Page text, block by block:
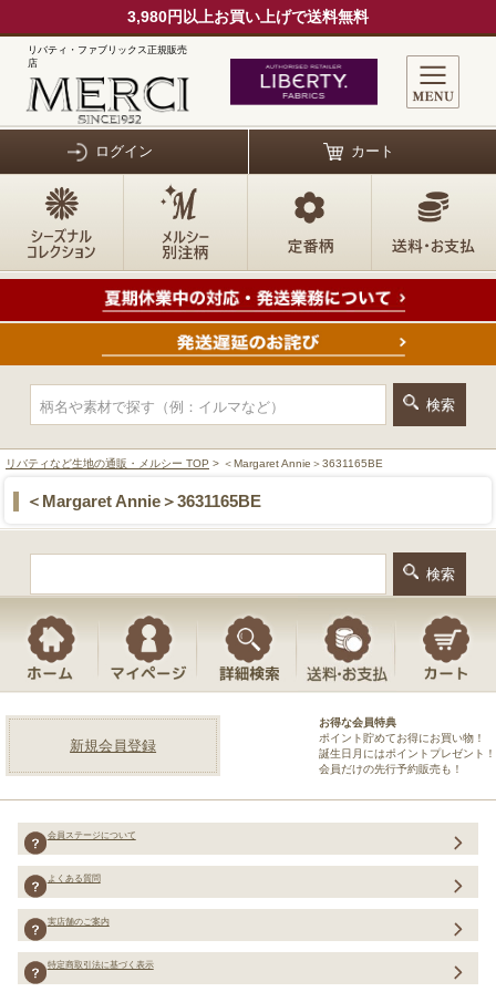
3,980円以上お買い上げで送料無料
リバティ・ファブリックス正規販売
店
ログイン カート
リバティなど生地の通販・メルシー TOP > ＜Margaret Annie＞3631165BE
＜Margaret Annie＞3631165BE
新規会員登録
お得な会員特典
ポイント貯めてお得にお買い物！
誕生日月にはポイントプレゼント！
会員だけの先行予約販売も！
会員ステージについて
よくある質問
実店舗のご案内
特定商取引法に基づく表示